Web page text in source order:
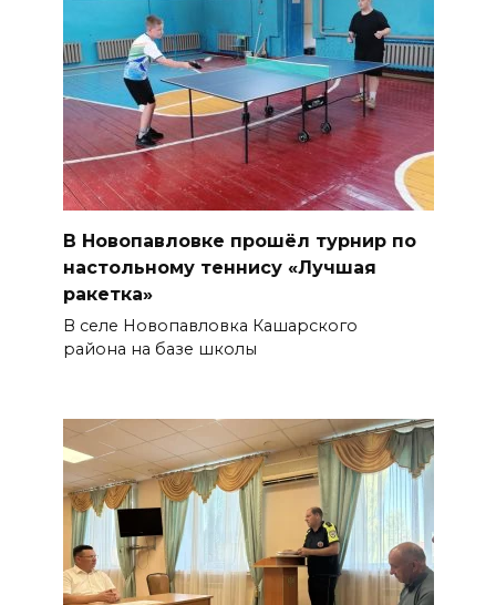
В Новопавловке прошёл турнир по
настольному теннису «Лучшая
ракетка»
В селе Новопавловка Кашарского
района на базе школы